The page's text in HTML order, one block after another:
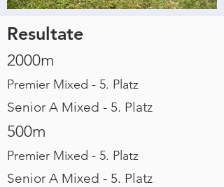
Resultate
2000m
Premier Mixed - 5. Platz
Senior A Mixed - 5. Platz
500m
Premier Mixed - 5. Platz
Senior A Mixed - 5. Platz